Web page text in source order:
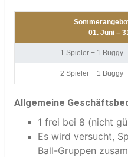
01. Juni –
1 Spieler + 1 Buggy
2 Spieler + 1 Buggy
Allgemeine
1 frei bei 8 (nicht
Es wird versucht,
Ball-Gruppen